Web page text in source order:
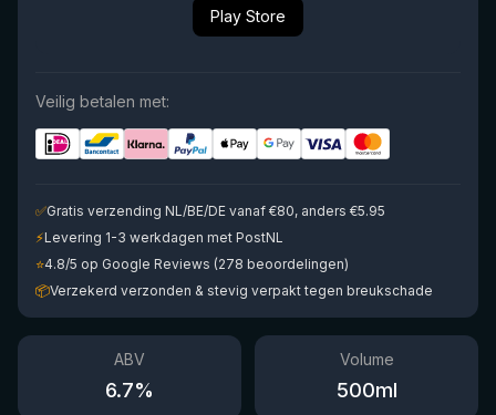
Play Store
Veilig betalen met:
✅Gratis verzending NL/BE/DE vanaf €80, anders €5.95
⚡Levering 1-3 werkdagen met PostNL
⭐4.8/5 op Google Reviews (278 beoordelingen)
📦Verzekerd verzonden & stevig verpakt tegen breukschade
ABV
6.7%
Volume
500ml